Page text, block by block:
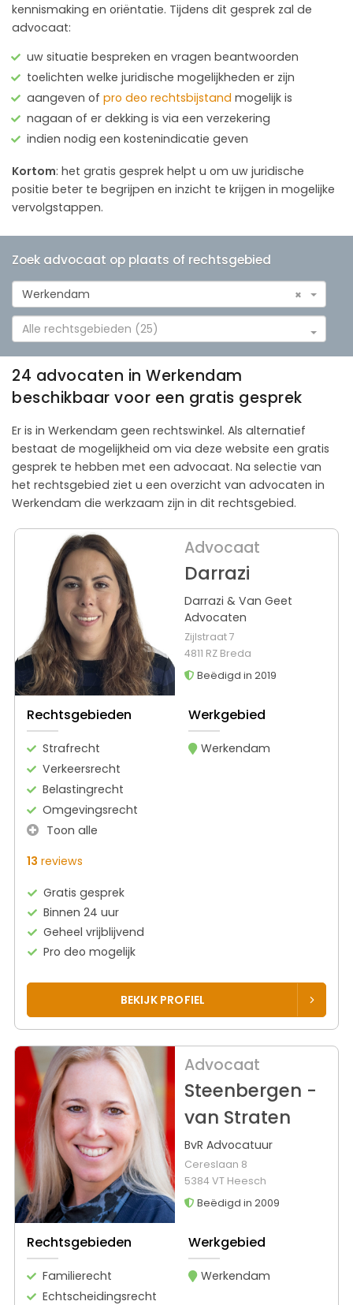
kennismaking en oriëntatie. Tijdens dit gesprek zal de
advocaat:
uw situatie bespreken en vragen beantwoorden
toelichten welke juridische mogelijkheden er zijn
aangeven of pro deo rechtsbijstand mogelijk is
nagaan of er dekking is via een verzekering
indien nodig een kostenindicatie geven
Kortom: het gratis gesprek helpt u om uw juridische
positie beter te begrijpen en inzicht te krijgen in mogelijke
vervolgstappen.
Zoek advocaat op plaats of rechtsgebied
×
Werkendam
Alle rechtsgebieden (25)
24 advocaten in Werkendam
beschikbaar voor een gratis gesprek
Er is in Werkendam geen rechtswinkel. Als alternatief
bestaat de mogelijkheid om via deze website een gratis
gesprek te hebben met een advocaat. Na selectie van
het rechtsgebied ziet u een overzicht van advocaten in
Werkendam die werkzaam zijn in dit rechtsgebied.
Advocaat
Darrazi
Darrazi & Van Geet
Advocaten
Zijlstraat 7
4811 RZ Breda
Beëdigd in 2019
Rechtsgebieden
Strafrecht
Verkeersrecht
Belastingrecht
Omgevingsrecht
Toon alle
Werkgebied
Werkendam
13 reviews
Gratis gesprek
Binnen 24 uur
Geheel vrijblijvend
Pro deo mogelijk
BEKIJK PROFIEL
Advocaat
Steenbergen -
van Straten
BvR Advocatuur
Cereslaan 8
5384 VT Heesch
Beëdigd in 2009
Rechtsgebieden
Familierecht
Echtscheidingsrecht
Werkgebied
Werkendam